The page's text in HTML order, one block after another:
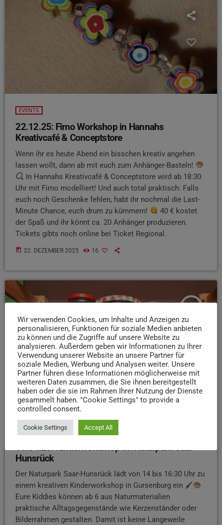
EVENTS
22.12.25: Fimo Workshop in Hannahs
Kreativcafé & Conceptstore
Wenn ihr es heute Abend ein bisschen kreativ angehen
lassen wollt, dann ab mit euch zum Anhänger-Basteln!
In Hannahs Kreativcafé & Conceptstore wird ab 18:30
Uhr mit Fimo modelliert! Und auch total praktisch: Falls
euch noch Geschenke fehlen, habt ihr nochmal die Last-
Minute Chance, euch drum zu kümmern!
40 € kostet
der Spaß und ihr könnt ca. 20 Anhänger produzieren.
Tickets gibts noch online bei Ticket Regional.
today 22. DEZEMBER 2025 16
insert_link
EVENTS
15.04.25: Kinderworkshop im Naturpark Saar-
Hunsrück
Der Naturpark Saar-Hunsrück lädt von 14 bis 16:30 Uhr zu
einem kreativen Kinderworkshop in Gursenburg ein 🖌
Eure Kiddies können ab 6 aus Naturmaterialien
praktische Alltagsgegenstände wie Kerzenständer oder
Bilderrahmen gestalten. Damit ist keine Langeweile
Wir verwenden Cookies, um Inhalte und Anzeigen zu
personalisieren, Funktionen für soziale Medien anbieten
zu können und die Zugriffe auf unsere Website zu
analysieren. Außerdem geben wir Informationen zu Ihrer
Verwendung unserer Website an unsere Partner für
soziale Medien, Werbung und Analysen weiter. Unsere
Partner führen diese Informationen möglicherweise mit
weiteren Daten zusammen, die Sie ihnen bereitgestellt
haben oder die sie im Rahmen Ihrer Nutzung der Dienste
gesammelt haben. "Cookie Settings" to provide a
controlled consent.
Cookie Settings Accept All